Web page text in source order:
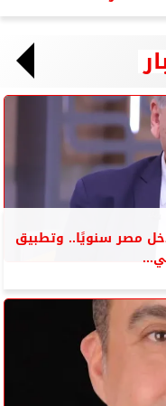
مصر سنويًا.. وتطبيق